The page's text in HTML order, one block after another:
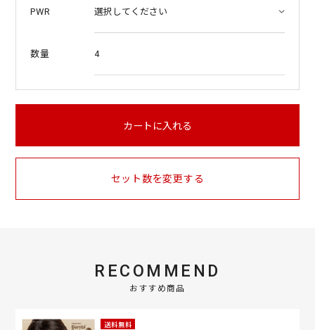
PWR
数量 4
カートに入れる
セット数を変更する
RECOMMEND
おすすめ商品
送料無料